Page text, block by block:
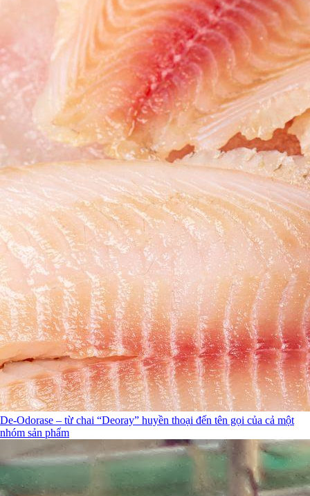
De-Odorase – từ chai “Deoray” huyền thoại đến tên gọi của cả một
nhóm sản phẩm